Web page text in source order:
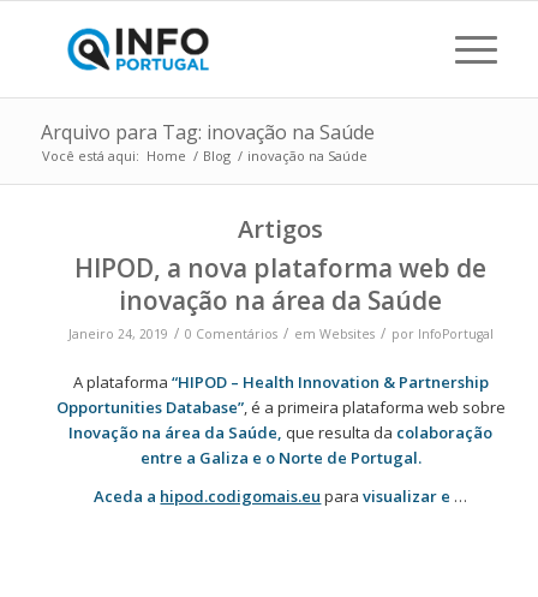
Arquivo para Tag: inovação na Saúde
Você está aqui: Home / Blog / inovação na Saúde
Artigos
HIPOD, a nova plataforma web de
inovação na área da Saúde
Janeiro 24, 2019 / 0 Comentários / em Websites / por InfoPortugal
A plataforma “HIPOD – Health Innovation & Partnership
Opportunities Database”, é a primeira plataforma web sobre
Inovação na área da Saúde, que resulta da colaboração
entre a Galiza e o Norte de Portugal.
Aceda a hipod.codigomais.eu paravisualizar e …